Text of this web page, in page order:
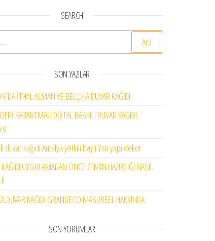
SEARCH
SON YAZILAR
İTHAL ALMAN VE BELÇİKA DUVAR KAĞIDI .
KABARTMALI DİJİTAL BASKILI DUVAR KAĞIDI
duvar kağıdı Antalya yetkili bayii Ysn yapı dekor
KAĞIDI UYGULAMADAN ÖNCE ZEMİN HAZIRLIĞI NASIL
DUVAR KAĞIDI GRANDECO MASUREEL HAKKINDA
SON YORUMLAR